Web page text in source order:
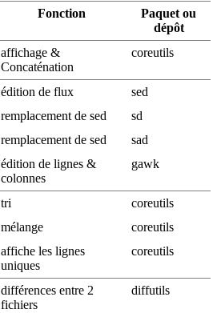
Fonction
Paquet ou
dépôt
affichage &
Concaténation
coreutils
édition de flux
sed
remplacement de sed
sd
remplacement de sed
sad
édition de lignes &
colonnes
gawk
tri
coreutils
mélange
coreutils
affiche les lignes
uniques
coreutils
différences entre 2
fichiers
diffutils